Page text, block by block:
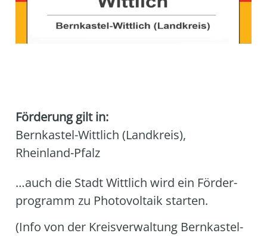
…auch die Stadt Witt­lich wird ein För­der­
pro­gramm zu Pho­to­vol­ta­ik star­ten.
(Info von der Kreis­ver­wal­tung Bern­kas­tel-
Förderung gilt in:
Bernkastel-Wittlich (Landkreis),
Rheinland-Pfalz